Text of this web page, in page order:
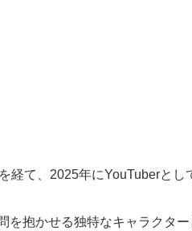
経て、2025年にYouTuberとし
を抱かせる独特なキャラクタ